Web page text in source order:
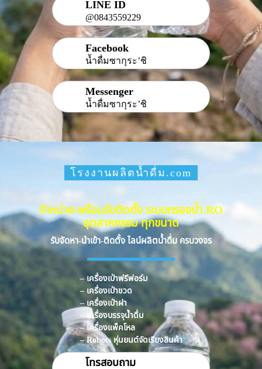
LINE ID
@0843559229
Facebook
น้ำดื่มซากุระ’ชิ
Messenger
น้ำดื่มซากุระ’ชิ
โรงงานผลิตน้ำดื่ม.com
จำหน่าย-พร้อมรับติดตั้ง ระบบกรองน้ำ RO
อุตสาหกรรม ทุกขนาด
รับจัดหา-นำเข้า-ติดตั้ง ไลน์ผลิตน้ำดื่ม ครบวงจร
– เครื่องเป่าฟรีฟอร์ม
– เครื่องเป่าขวด
– เครื่องเป่าฝา
– เครื่องบรรจุน้ำดื่ม
– เครื่องแพ็คโหล
– Robots หุ่นยนต์จัดเรียงสินค้า
โทรสอบถาม